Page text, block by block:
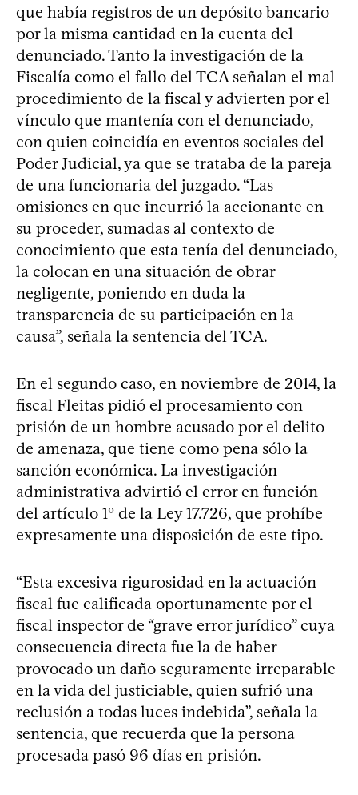
que había registros de un depósito bancario
por la misma cantidad en la cuenta del
denunciado. Tanto la investigación de la
Fiscalía como el fallo del TCA señalan el mal
procedimiento de la fiscal y advierten por el
vínculo que mantenía con el denunciado,
con quien coincidía en eventos sociales del
Poder Judicial, ya que se trataba de la pareja
de una funcionaria del juzgado. “Las
omisiones en que incurrió la accionante en
su proceder, sumadas al contexto de
conocimiento que esta tenía del denunciado,
la colocan en una situación de obrar
negligente, poniendo en duda la
transparencia de su participación en la
causa”, señala la sentencia del TCA.
En el segundo caso, en noviembre de 2014, la
fiscal Fleitas pidió el procesamiento con
prisión de un hombre acusado por el delito
de amenaza, que tiene como pena sólo la
sanción económica. La investigación
administrativa advirtió el error en función
del artículo 1º de la Ley 17.726, que prohíbe
expresamente una disposición de este tipo.
“Esta excesiva rigurosidad en la actuación
fiscal fue calificada oportunamente por el
fiscal inspector de “grave error jurídico” cuya
consecuencia directa fue la de haber
provocado un daño seguramente irreparable
en la vida del justiciable, quien sufrió una
reclusión a todas luces indebida”, señala la
sentencia, que recuerda que la persona
procesada pasó 96 días en prisión.